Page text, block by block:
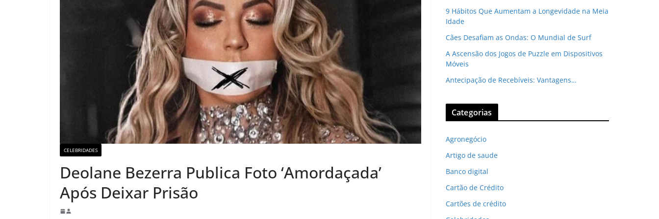
CELEBRIDADES
Deolane Bezerra Publica Foto ‘Amordaçada’
Após Deixar Prisão
9 Hábitos Que Aumentam a Longevidade na Meia
Idade
Cães Desafiam as Ondas: O Mundial de Surf
A Ascensão dos Jogos de Puzzle em Dispositivos
Móveis
Antecipação de Recebíveis: Vantagens…
Categorias
Agronegócio
Artigo de saude
Banco digital
Cartão de Crédito
Cartões de crédito